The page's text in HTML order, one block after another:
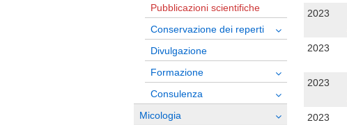
Pubblicazioni scientifiche
Conservazione dei reperti
Divulgazione
Formazione
Consulenza
Micologia
2023
2023
2023
2023